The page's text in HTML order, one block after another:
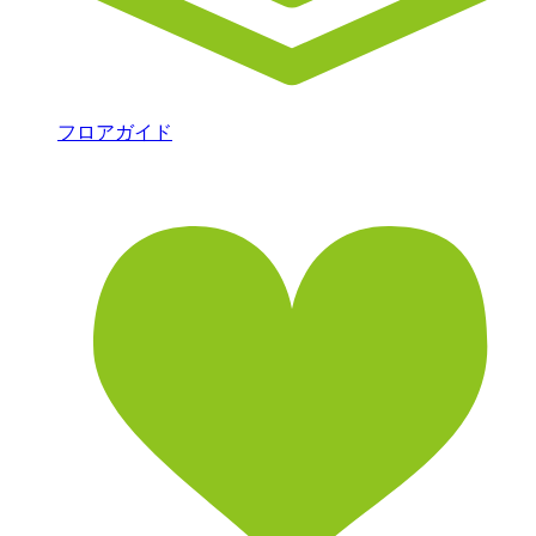
フロアガイド